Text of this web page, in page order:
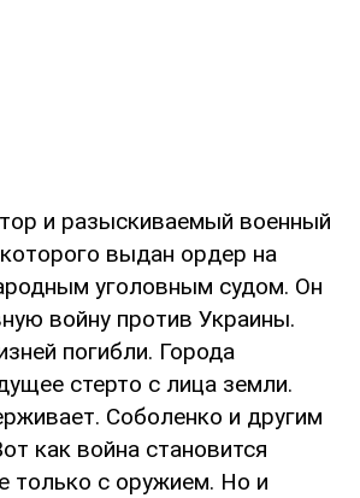
и разыскиваемый военный
выдан ордер на
уголовным судом. Он
войну против Украины.
погибли. Города
стерто с лица земли.
Соболенко и другим
как война становится
только с оружием. Но и